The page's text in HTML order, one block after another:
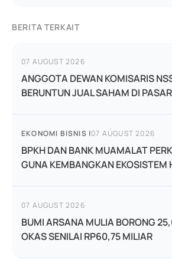
BERITA TERKAIT
07 AUGUST 2026
ANGGOTA DEWAN KOMISARIS
BERUNTUN JUAL SAHAM DI
EKONOMI BISNIS |07 AUGUST 2026
BPKH DAN BANK MUAMALAT
GUNA KEMBANGKAN EKOSISTEM
07 AUGUST 2026
BUMI ARSANA MULIA BORONG
OKAS SENILAI RP60,75 MILIAR